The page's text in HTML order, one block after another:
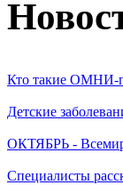
Кто такие ОМНИ-
Детские
ОКТЯБРЬ -
Специалисты